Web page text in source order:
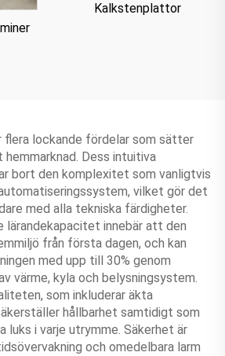
Kalkstenplattor
flera lockande fördelar som sätter
Dess intuitiva
bort den komplexitet som vanligtvis
vilket gör det
med alla tekniska färdigheter.
lärandekapacitet innebär att den
från första dagen, och kan
med upp till 30% genom
värme, kyla och belysningsystem.
som inkluderar äkta
hållbarhet samtidigt som
luks i varje utrymme. Säkerhet är
och omedelbara larm